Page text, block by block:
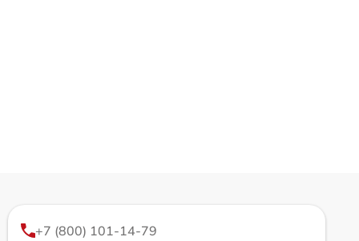
+7 (800) 101-14-79